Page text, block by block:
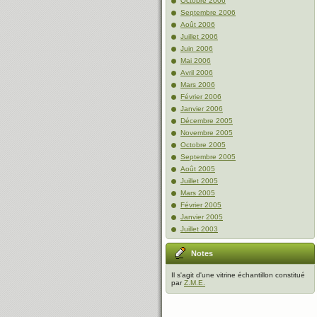
Septembre 2006
Août 2006
Juillet 2006
Juin 2006
Mai 2006
Avril 2006
Mars 2006
Février 2006
Janvier 2006
Décembre 2005
Novembre 2005
Octobre 2005
Septembre 2005
Août 2005
Juillet 2005
Mars 2005
Février 2005
Janvier 2005
Juillet 2003
Notes
Il s'agit d'une vitrine échantillon constitué
parZ.M.E.